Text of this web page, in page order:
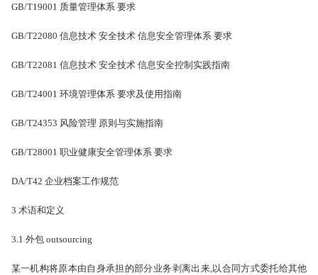
GB/T19001 质量管理体系 要求
GB/T22080 信息技术 安全技术 信息安全管理体系 要求
GB/T22081 信息技术 安全技术 信息安全控制实践指南
GB/T24001 环境管理体系 要求及使用指南
GB/T24353 风险管理 原则与实施指南
GB/T28001 职业健康安全管理体系 要求
DA/T42 企业档案工作规范
3 术语和定义
3.1 外包 outsourcing
某一机构将原本由自身承担的部分业务剥离出来,以合同方式委托给其他